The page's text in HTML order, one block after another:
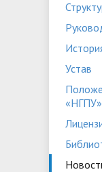
Устав
Устав
«НГПУ»